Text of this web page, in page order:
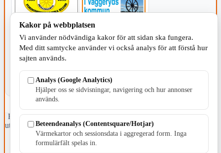
KOMMUNEN
Fristående webbtidningsföretag grundat 1991 som sedan 2002 ger
ut tidningen Skillingaryd.nu och 2010 lanserades Värnamo.nu. Från
april 2026 omfattar Skillingaryd.nu tre kommuner: Gnosjö,
Värnamo och Vaggeryds kommun.
Kakor på webbplatsen
Vi använder nödvändiga kakor för att sidan ska fungera.
Med ditt samtycke använder vi också analys för att förstå hur
sajten används.
Analys (Google Analytics)
Hjälper oss se sidvisningar, navigering och hur annonser
används.
Beteendeanalys (Contentsquare/Hotjar)
Värmekartor och sessionsdata i aggregerad form. Inga
formulärfält spelas in.